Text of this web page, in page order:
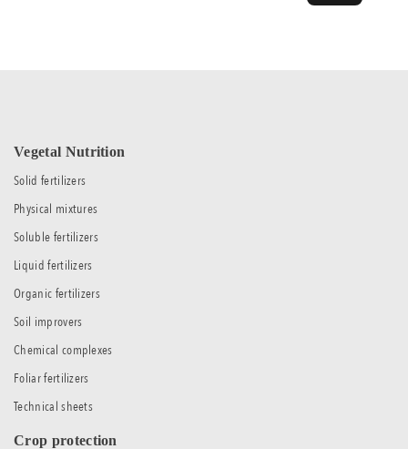
Vegetal Nutrition
Solid fertilizers
Physical mixtures
Soluble fertilizers
Liquid fertilizers
Organic fertilizers
Soil improvers
Chemical complexes
Foliar fertilizers
Technical sheets
Crop protection